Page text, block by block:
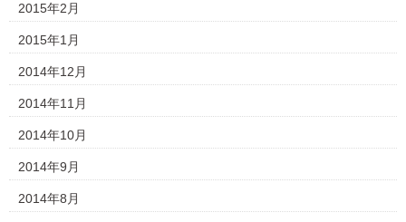
2015年2月
2015年1月
2014年12月
2014年11月
2014年10月
2014年9月
2014年8月